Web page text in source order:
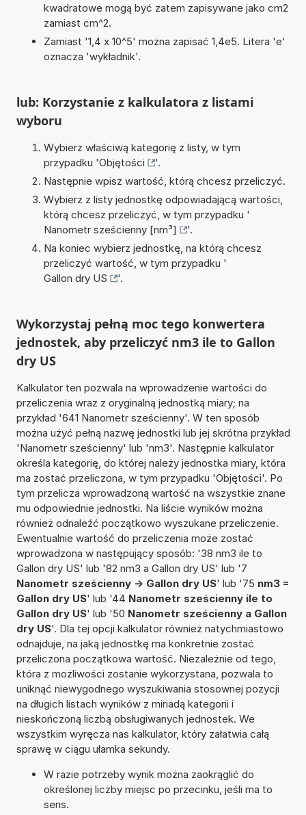
kwadratowe mogą być zatem zapisywane jako cm2
zamiast cm^2.
Zamiast '1,4 x 10^5' można zapisać 1,4e5. Litera 'e'
oznacza 'wykładnik'.
lub: Korzystanie z kalkulatora z listami
wyboru
Wybierz właściwą kategorię z listy, w tym
przypadku 'Objętości
'.
Następnie wpisz wartość, którą chcesz przeliczyć.
Wybierz z listy jednostkę odpowiadającą wartości,
którą chcesz przeliczyć, w tym przypadku '
Nanometr sześcienny [nm³]
'.
Na koniec wybierz jednostkę, na którą chcesz
przeliczyć wartość, w tym przypadku '
Gallon dry US
'.
Wykorzystaj pełną moc tego konwertera
jednostek, aby przeliczyć nm3 ile to Gallon
dry US
Kalkulator ten pozwala na wprowadzenie wartości do
przeliczenia wraz z oryginalną jednostką miary; na
przykład '641 Nanometr sześcienny'. W ten sposób
można użyć pełną nazwę jednostki lub jej skrótna przykład
'Nanometr sześcienny' lub 'nm3'. Następnie kalkulator
określa kategorię, do której należy jednostka miary, która
ma zostać przeliczona, w tym przypadku 'Objętości'. Po
tym przelicza wprowadzoną wartość na wszystkie znane
mu odpowiednie jednostki. Na liście wyników można
również odnaleźć początkowo wyszukane przeliczenie.
Ewentualnie wartość do przeliczenia może zostać
wprowadzona w następujący sposób: '38 nm3 ile to
Gallon dry US' lub '82 nm3 a Gallon dry US' lub '7
Nanometr sześcienny -> Gallon dry US' lub '75 nm3 =
Gallon dry US' lub '44 Nanometr sześcienny ile to
Gallon dry US' lub '50 Nanometr sześcienny a Gallon
dry US'. Dla tej opcji kalkulator również natychmiastowo
odnajduje, na jaką jednostkę ma konkretnie zostać
przeliczona początkowa wartość. Niezależnie od tego,
która z możliwości zostanie wykorzystana, pozwala to
uniknąć niewygodnego wyszukiwania stosownej pozycji
na długich listach wyników z miriadą kategorii i
nieskończoną liczbą obsługiwanych jednostek. We
wszystkim wyręcza nas kalkulator, który załatwia całą
sprawę w ciągu ułamka sekundy.
W razie potrzeby wynik można zaokrąglić do
określonej liczby miejsc po przecinku, jeśli ma to
sens.